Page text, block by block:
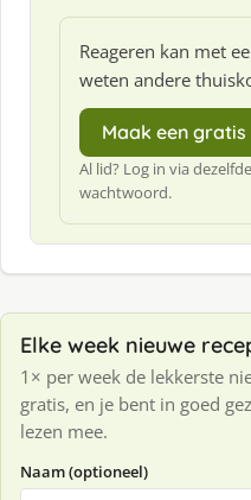
Reageren kan met
weten andere
Maak een
Al lid? Log in via
wachtwoord.
Elke week nieuwe
1× per week de lekkerste
gratis, en je bent in goed
lezen mee.
Naam (optioneel)